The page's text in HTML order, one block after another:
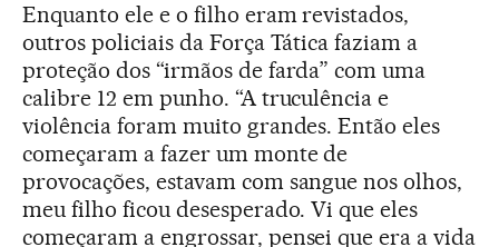
Enquanto ele e o filho eram revistados,
outros policiais da Força Tática faziam a
proteção dos “irmãos de farda” com uma
calibre 12 em punho. “A truculência e
violência foram muito grandes. Então eles
começaram a fazer um monte de
provocações, estavam com sangue nos olhos,
meu filho ficou desesperado. Vi que eles
começaram a engrossar, pensei que era a vida